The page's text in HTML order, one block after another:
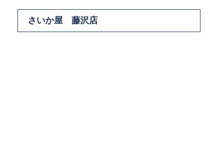
さいか屋 藤沢店